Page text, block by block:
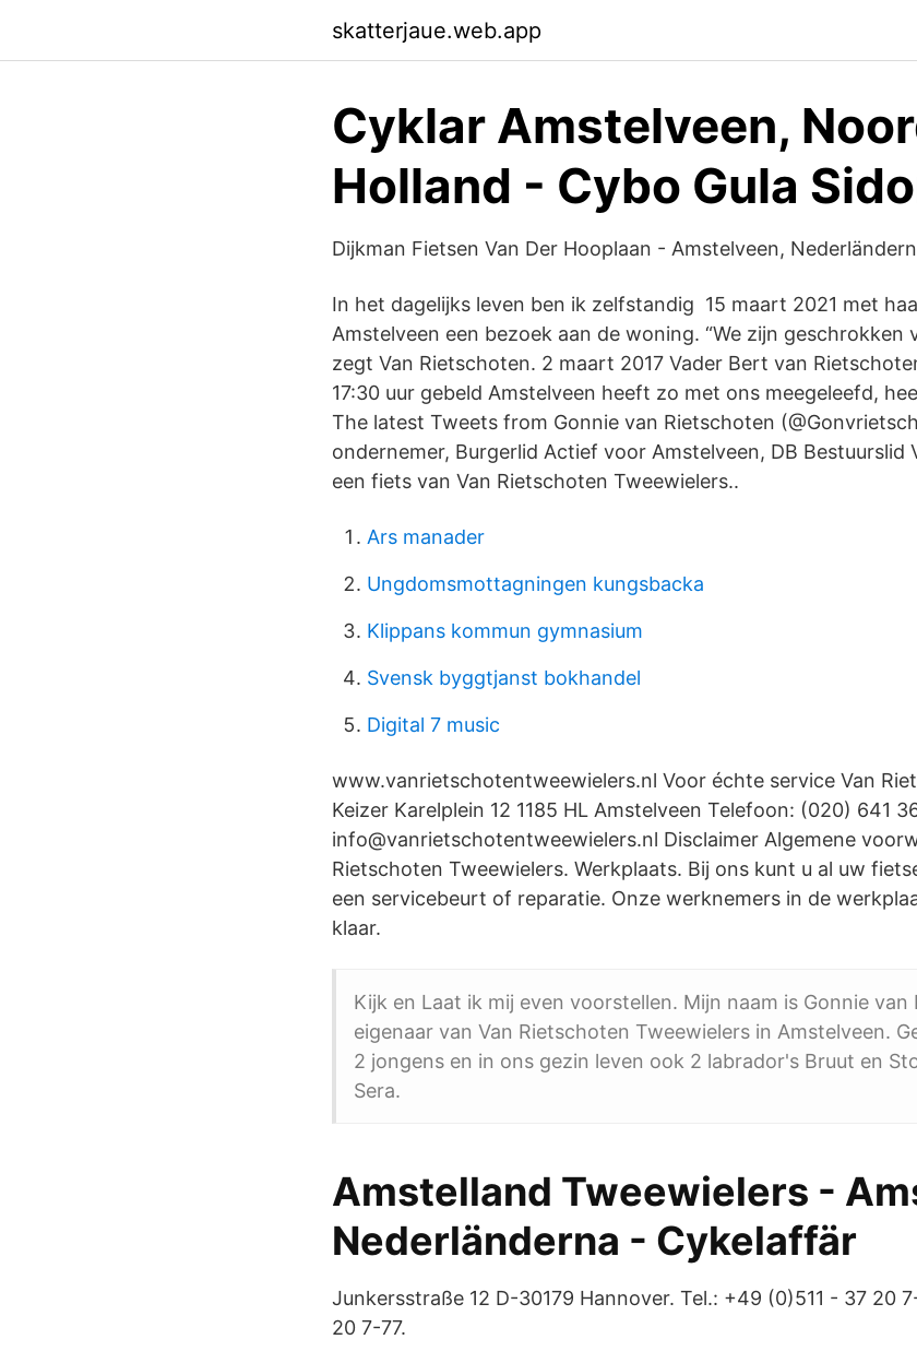
skatterjaue.web.app
Cyklar Amstelveen,
Holland - Cybo Gula
Dijkman Fietsen Van Der Hooplaan - Amstelveen,
In het dagelijks leven ben ik zelfstandig 15 maart 2021 met
Amstelveen een bezoek aan de woning. “We zijn geschrokken
zegt Van Rietschoten. 2 maart 2017 Vader Bert van
17:30 uur gebeld Amstelveen heeft zo met ons meegeleefd,
The latest Tweets from Gonnie van Rietschoten
ondernemer, Burgerlid Actief voor Amstelveen, DB Bestuurslid
een fiets van Van Rietschoten Tweewielers..
Ars manader
Ungdomsmottagningen kungsbacka
Klippans kommun gymnasium
Svensk byggtjanst bokhandel
Digital 7 music
www.vanrietschotentweewielers.nl Voor échte service Van
Keizer Karelplein 12 1185 HL Amstelveen Telefoon: (020) 641
info@vanrietschotentweewielers.nl Disclaimer Algemene
Rietschoten Tweewielers. Werkplaats. Bij ons kunt u al uw
een servicebeurt of reparatie. Onze werknemers in de
klaar.
Kijk en Laat ik mij even voorstellen. Mijn naam is Gonnie van
eigenaar van Van Rietschoten Tweewielers in Amstelveen.
2 jongens en in ons gezin leven ook 2 labrador's Bruut en
Sera.
Amstelland Tweewielers -
Nederländerna - Cykelaffär
Junkersstraße 12 D-30179 Hannover. Tel.: +49 (0)511 - 37 20
20 7-77.